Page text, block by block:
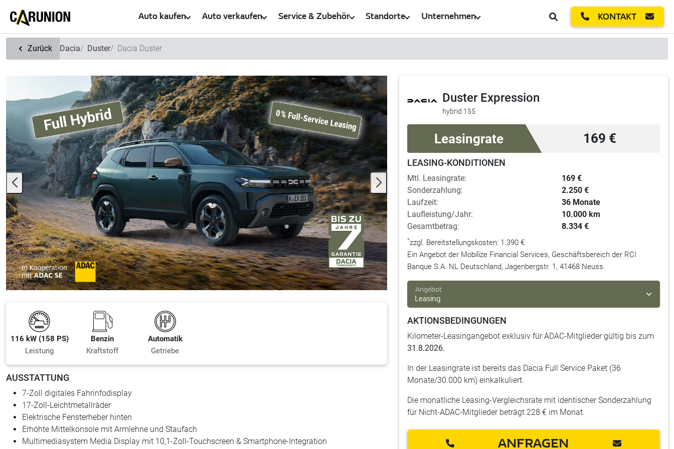
Auto kaufen
Auto verkaufen Service & Zubehör Standorte Unternehmen KONTAKT
Zurück Dacia Duster Dacia Duster
116 kW (158 PS)
Leistung
Benzin
Kraftstoff
Automatik
Getriebe
AUSSTATTUNG
7-Zoll digitales Fahrinfodisplay
17-Zoll-Leichtmetallräder
Elektrische Fensterheber hinten
Erhöhte Mittelkonsole mit Armlehne und Staufach
Multimediasystem Media Display mit 10,1-Zoll-Touchscreen & Smartphone-Integration
Duster Expression
hybrid 155
Leasingrate 169 €
LEASING-KONDITIONEN
Mtl. Leasingrate:
169 €
Sonderzahlung:
2.250 €
Laufzeit:
36 Monate
Laufleistung/Jahr:
10.000 km
Gesamtbetrag:
8.334 €
*zzgl. Bereitstellungskosten: 1.390 €
Ein Angebot der Mobilize Financial Services, Geschäftsbereich der RCI
Banque S.A. NL Deutschland, Jagenbergstr. 1, 41468 Neuss.
Leasing
Angebot
AKTIONSBEDINGUNGEN
Kilometer-Leasingangebot exklusiv für ADAC-Mitglieder gültig bis zum
31.8.2026.
In der Leasingrate ist bereits das Dacia Full Service Paket (36
Monate/30.000 km) einkalkuliert.
Die monatliche Leasing-Vergleichsrate mit identischer Sonderzahlung
für Nicht-ADAC-Mitglieder beträgt 228 € im Monat.
ANFRAGEN